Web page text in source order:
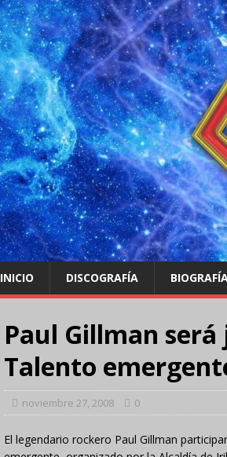
INICIO DISCOGRAFÍA
Paul Gillman
Talento
noviembre 27, 2008 0
El legendario rockero Paul Gillman